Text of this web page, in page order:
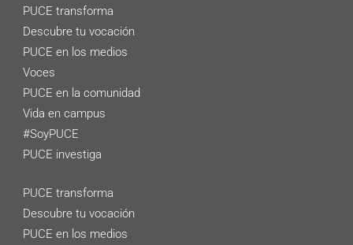
PUCE transforma
Descubre tu vocación
PUCE en los medios
Voces
PUCE en la comunidad
Vida en campus
#SoyPUCE
PUCE investiga
PUCE transforma
Descubre tu vocación
PUCE en los medios